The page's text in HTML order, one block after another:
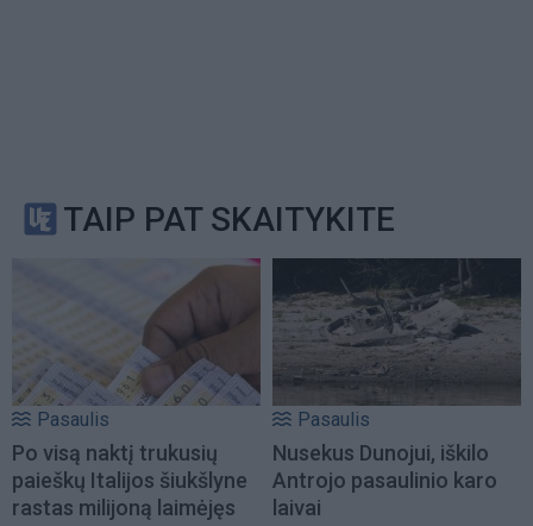
TAIP PAT SKAITYKITE
Pasaulis
Po visą naktį trukusių
paieškų Italijos šiukšlyne
rastas milijoną laimėjęs
Pasaulis
Nusekus Dunojui, iškilo
Antrojo pasaulinio karo
laivai